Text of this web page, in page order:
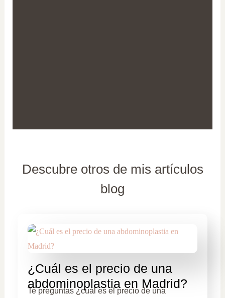
Descubre otros de mis artículos
blog
¿Cuál es el precio de una
abdominoplastia en Madrid?
Te preguntas ¿cuál es el precio de una